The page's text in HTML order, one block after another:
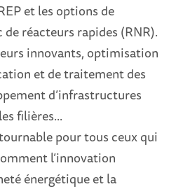
et les options de
réacteurs rapides (RNR).
innovants, optimisation
et de traitement des
d’infrastructures
filières...
pour tous ceux qui
l’innovation
énergétique et la